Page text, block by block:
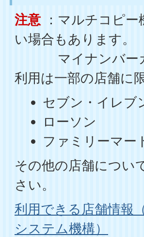
注意 ：マルチコピ
い場合もあります。
マイナンバーカ
利用は一部の店舗に
セブン・イレブ
ローソン
ファミリーマ
その他の店舗につい
さい。
利用できる店舗情報
システム機構）